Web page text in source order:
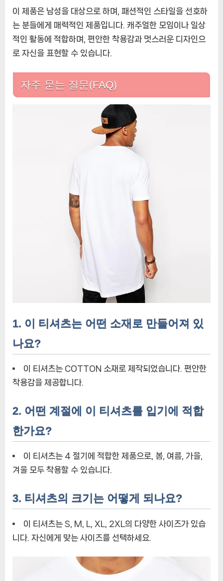
이 제품은 남성을 대상으로 하며, 패션적인 스타일을 선호하
는 분들에게 매력적인 제품입니다. 캐주얼한 모임이나 일상
적인 활동에 적합하며, 편안한 착용감과 멋스러운 디자인으
로 자신을 표현할 수 있습니다.
자주 묻는 질문(FAQ)
1. 이 티셔츠는 어떤 소재로 만들어져 있
나요?
이 티셔츠는 COTTON 소재로 제작되었습니다. 편안한
착용감을 제공합니다.
2. 어떤 계절에 이 티셔츠를 입기에 적합
한가요?
이 티셔츠는 4 절기에 적합한 제품으로, 봄, 여름, 가을,
겨울 모두 착용할 수 있습니다.
3. 티셔츠의 크기는 어떻게 되나요?
이 티셔츠는 S, M, L, XL, 2XL의 다양한 사이즈가 있습
니다. 자신에게 맞는 사이즈를 선택하세요.